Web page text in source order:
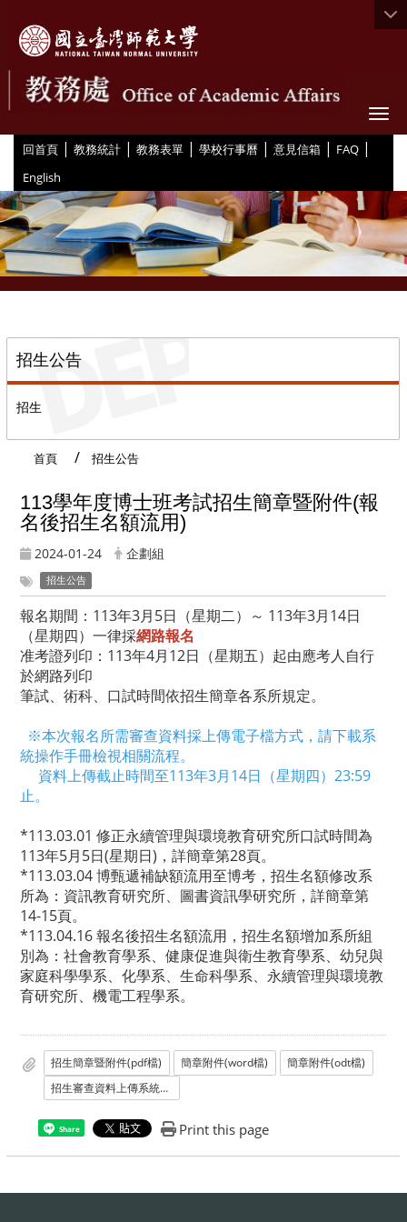
回首頁 | 教務統計 | 教務表單 | 學校行事曆 | 意見信箱 | FAQ |
English
招生公告
招生
首頁 招生公告
113學年度博士班考試招生簡章暨附件(報
名後招生名額流用)
2024-01-24 企劃組
招生公告
報名期間：113年3月5日（星期二）～ 113年3月14日
（星期四）一律採網路報名
准考證列印：113年4月12日（星期五）起由應考人自行
於網路列印
筆試、術科、口試時間依招生簡章各系所規定。
※本次報名所需審查資料採上傳電子檔方式，請下載系
統操作手冊檢視相關流程。
資料上傳截止時間至113年3月14日（星期四）23:59
止。
*113.03.01 修正永續管理與環境教育研究所口試時間為
113年5月5日(星期日)，詳簡章第28頁。
*113.03.04 博甄遞補缺額流用至博考，招生名額修改系
所為：資訊教育研究所、圖書資訊學研究所，詳簡章第
14-15頁。
*113.04.16 報名後招生名額流用，招生名額增加系所組
別為：社會教育學系、健康促進與衛生教育學系、幼兒與
家庭科學學系、化學系、生命科學系、永續管理與環境教
育研究所、機電工程學系。
招生簡章暨附件(pdf檔) 簡章附件(word檔)
簡章附件(odt檔)
招生審查資料上傳系統操作手冊
Share Print this page